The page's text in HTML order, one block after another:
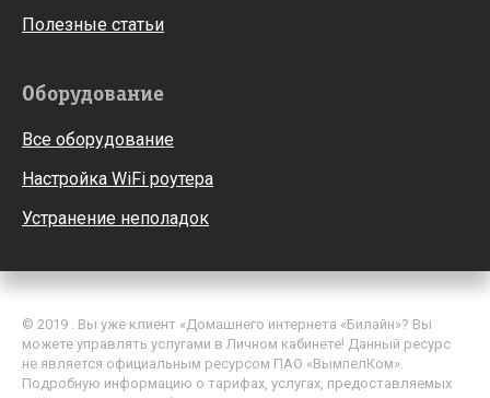
Полезные статьи
Оборудование
Все оборудование
Настройка WiFi роутера
Устранение неполадок
© 2019 . Вы уже клиент «Домашнего интернета «Билайн»? Вы
можете управлять услугами в Личном кабинете! Данный ресурс
не является официальным ресурсом ПАО «ВымпелКом».
Подробную информацию о тарифах, услугах, предоставляемых